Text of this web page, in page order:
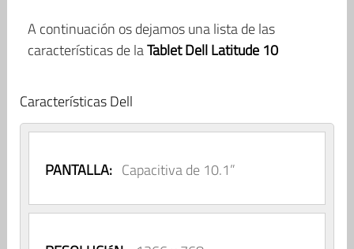
A continuación os dejamos una lista de las
características de laTablet Dell Latitude 10
Características Dell
PANTALLA: Capacitiva de 10.1”